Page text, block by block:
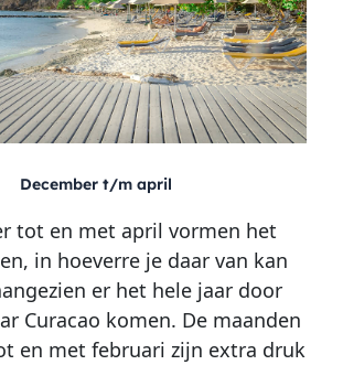
December t/m april
tot en met april vormen het
in hoeverre je daar van kan
er het hele jaar door
Curacao komen. De maanden
en met februari zijn extra druk